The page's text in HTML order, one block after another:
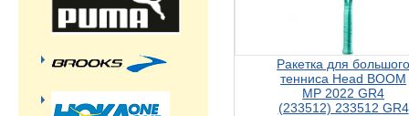
Ракетка для
тенниса Head BOOM
MP 2022 GR4
(233512) 233512 GR4